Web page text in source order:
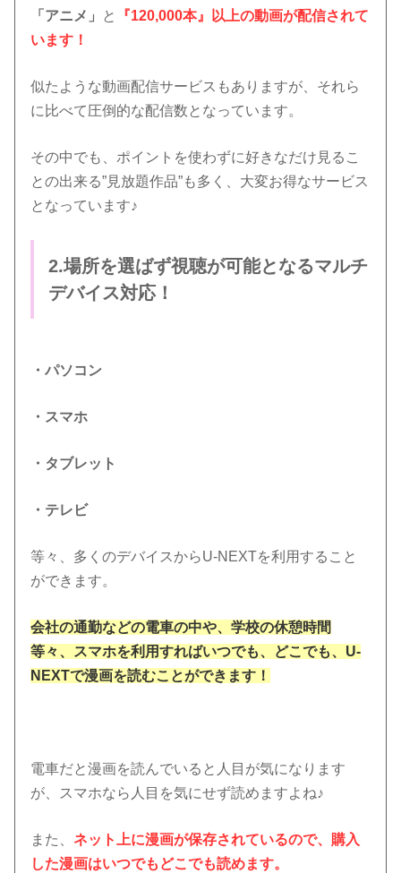
「アニメ」
と
『120,000本』以上の動画が配信されて
います！
似たような動画配信サービスもありますが、それら
に比べて圧倒的な配信数となっています。
その中でも、ポイントを使わずに好きなだけ見るこ
との出来る”見放題作品”も多く、大変お得なサービス
となっています♪
2.場所を選ばず視聴が可能となるマルチ
デバイス対応！
・パソコン
・スマホ
・タブレット
・テレビ
等々、多くのデバイスからU-NEXTを利用すること
ができます。
会社の通勤などの電車の中や、学校の休憩時間
等々、スマホを利用すればいつでも、どこでも、U-
NEXTで漫画を読むことができます！
電車だと漫画を読んでいると人目が気になります
が、スマホなら人目を気にせず読めますよね♪
また、ネット上に漫画が保存されているので、購入
した漫画はいつでもどこでも読めます。